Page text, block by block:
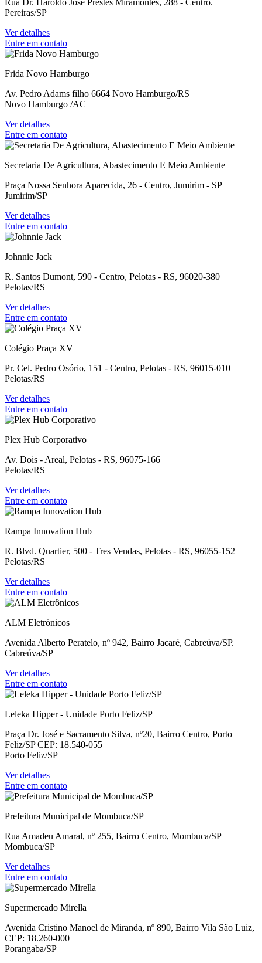
Rua Dr. Haroldo José Prestes Miramontes, 288 - Centro.
Pereiras/SP
Ver detalhes
Entre em contato
Frida Novo Hamburgo
Av. Pedro Adams filho 6664 Novo Hamburgo/RS
Novo Hamburgo /AC
Ver detalhes
Entre em contato
Secretaria De Agricultura, Abastecimento E Meio Ambiente
Praça Nossa Senhora Aparecida, 26 - Centro, Jumirim - SP
Jumirim/SP
Ver detalhes
Entre em contato
Johnnie Jack
R. Santos Dumont, 590 - Centro, Pelotas - RS, 96020-380
Pelotas/RS
Ver detalhes
Entre em contato
Colégio Praça XV
Pr. Cel. Pedro Osório, 151 - Centro, Pelotas - RS, 96015-010
Pelotas/RS
Ver detalhes
Entre em contato
Plex Hub Corporativo
Av. Dois - Areal, Pelotas - RS, 96075-166
Pelotas/RS
Ver detalhes
Entre em contato
Rampa Innovation Hub
R. Blvd. Quartier, 500 - Tres Vendas, Pelotas - RS, 96055-152
Pelotas/RS
Ver detalhes
Entre em contato
ALM Eletrônicos
Avenida Alberto Peratelo, nº 942, Bairro Jacaré, Cabreúva/SP.
Cabreúva/SP
Ver detalhes
Entre em contato
Leleka Hipper - Unidade Porto Feliz/SP
Praça Dr. José e Sacramento Silva, nº20, Bairro Centro, Porto
Feliz/SP CEP: 18.540-055
Porto Feliz/SP
Ver detalhes
Entre em contato
Prefeitura Municipal de Mombuca/SP
Rua Amadeu Amaral, nº 255, Bairro Centro, Mombuca/SP
Mombuca/SP
Ver detalhes
Entre em contato
Supermercado Mirella
Avenida Cristino Manoel de Miranda, nº 890, Bairro Vila São Luiz,
CEP: 18.260-000
Porangaba/SP